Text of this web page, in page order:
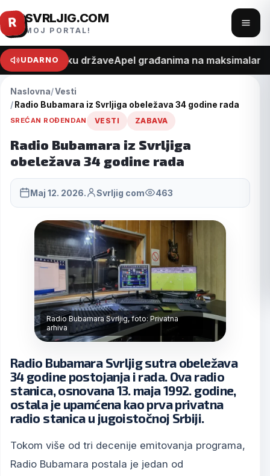
Pređi
na
sadržaj
R SVRLJIG.COM
MOJ PORTAL!
meni
UDARNO
o trošku državeApel građanima na maksimalan
Naslovna Vesti
Radio Bubamara iz Svrljiga obeležava 34 godine rada
SREĆAN ROĐENDAN VESTI ZABAVA
Radio Bubamara iz Svrljiga
obeležava 34 godine rada
Maj 12. 2026. Svrljig com 463
Radio Bubamara Svrljig, foto: Privatna
arhiva
Radio Bubamara Svrljig sutra obeležava
34 godine postojanja i rada. Ova radio
stanica, osnovana 13. maja 1992. godine,
ostala je upamćena kao prva privatna
radio stanica u jugoistočnoj Srbiji.
Tokom više od tri decenije emitovanja programa,
Radio Bubamara postala je jedan od